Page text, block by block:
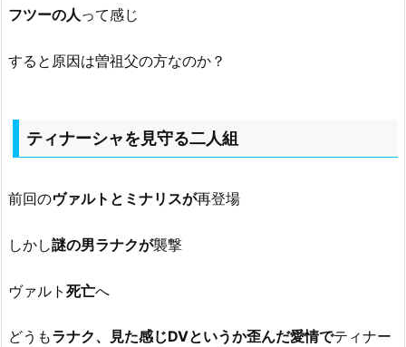
フツーの人って感じ
すると原因は曽祖父の方なのか？
ティナーシャを見守る二人組
前回のヴァルトとミナリスが再登場
しかし謎の男ラナクが襲撃
ヴァルト 死亡へ
どうもラナク、見た感じDVというか歪んだ愛情でティナー